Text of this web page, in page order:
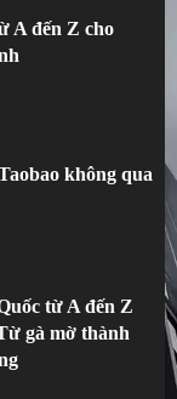
không qua
A đến Z cho
không qua
từ A đến Z
gà mờ thành